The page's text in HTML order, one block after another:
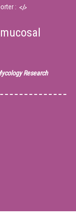
:
Research